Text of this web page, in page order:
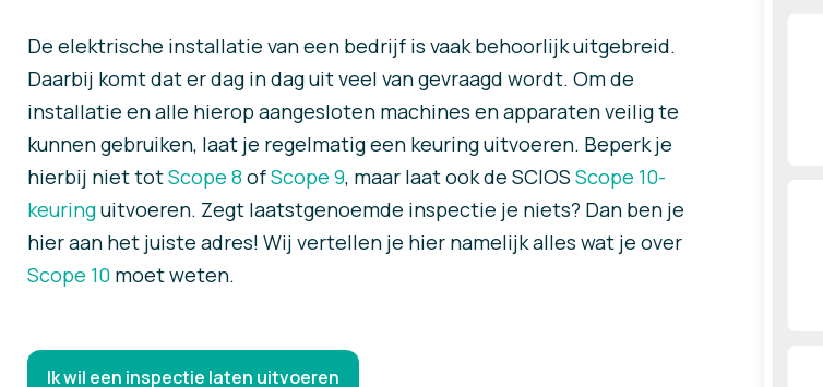
De elektrische installatie van een bedrijf is vaak behoorlijk uitgebreid.
Daarbij komt dat er dag in dag uit veel van gevraagd wordt. Om de
installatie en alle hierop aangesloten machines en apparaten veilig te
kunnen gebruiken, laat je regelmatig een keuring uitvoeren. Beperk je
hierbij niet totScope 8ofScope 9, maar laat ook de SCIOSScope 10-
keuringuitvoeren. Zegt laatstgenoemde inspectie je niets? Dan ben je
hier aan het juiste adres! Wij vertellen je hier namelijk alles wat je over
Scope 10 moet weten.
Ik wil een inspectie laten uitvoeren